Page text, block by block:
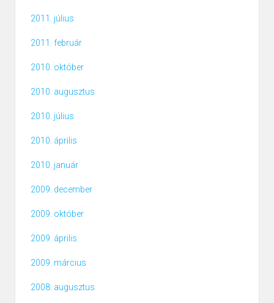
2011. július
2011. február
2010. október
2010. augusztus
2010. július
2010. április
2010. január
2009. december
2009. október
2009. április
2009. március
2008. augusztus